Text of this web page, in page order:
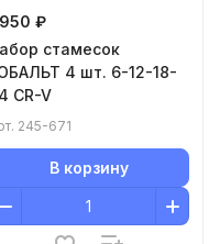
₽
стамесок
4 шт. 6-12-18-
CR-V
245-671
В корзину